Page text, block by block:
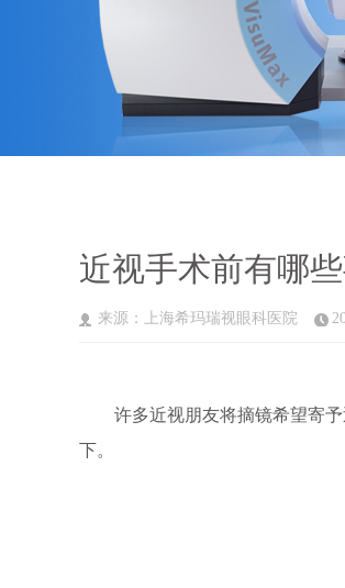
近视手术前有哪
来源：上海希玛瑞视眼科医院
许多近视朋友将摘镜希望寄予
下。